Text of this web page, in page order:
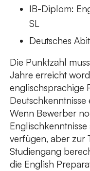
IB-Diplom:
SL
Deutsches
Die Punktzahl
Jahre erreicht
englischsprachige
Wenn Bewerber
verfügen, aber zur
Studiengang
die English